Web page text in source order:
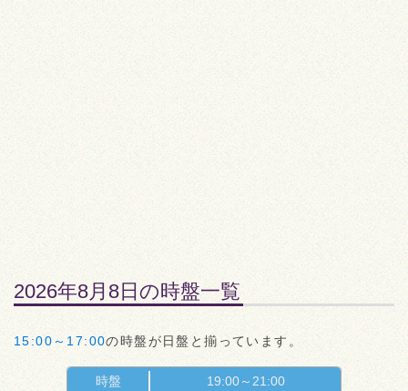
2026年8月8日の時盤一覧
15:00～17:00の時盤が日盤と揃っています。
時盤 19:00～21:00